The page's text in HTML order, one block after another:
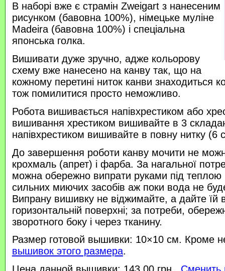
В наборі вже є страмін Zweigart з нанесеним
рисунком (бавовна 100%), німецьке муліне
Madeira (бавовна 100%) і спеціальна
японська голка.
Вишивати дуже зручно, адже кольорову
схему вже нанесено на канву так, що на
кожному перетині ниток канви знаходиться
тож помилитися просто неможливо.
Робота вишивається напівхрестиком або
вишивання хрестиком вишивайте в 3
напівхрестиком вишивайте в повну нитку (6
До завершення роботи канву мочити не
крохмаль (апрет) і фарба. За нагальної
можна обережно випрати руками під
сильних миючих засобів аж поки вода не
Випрану вишивку не віджимайте, а дайте їй
горизонтальній поверхні; за потреби,
зворотного боку і через тканину.
Размер готовой вышивки: 10×10 см. Кроме
вышивок этого размера.